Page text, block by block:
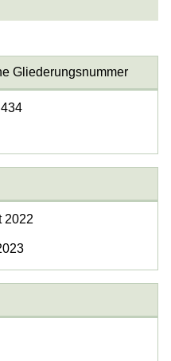
Gliederungsnummer
2022